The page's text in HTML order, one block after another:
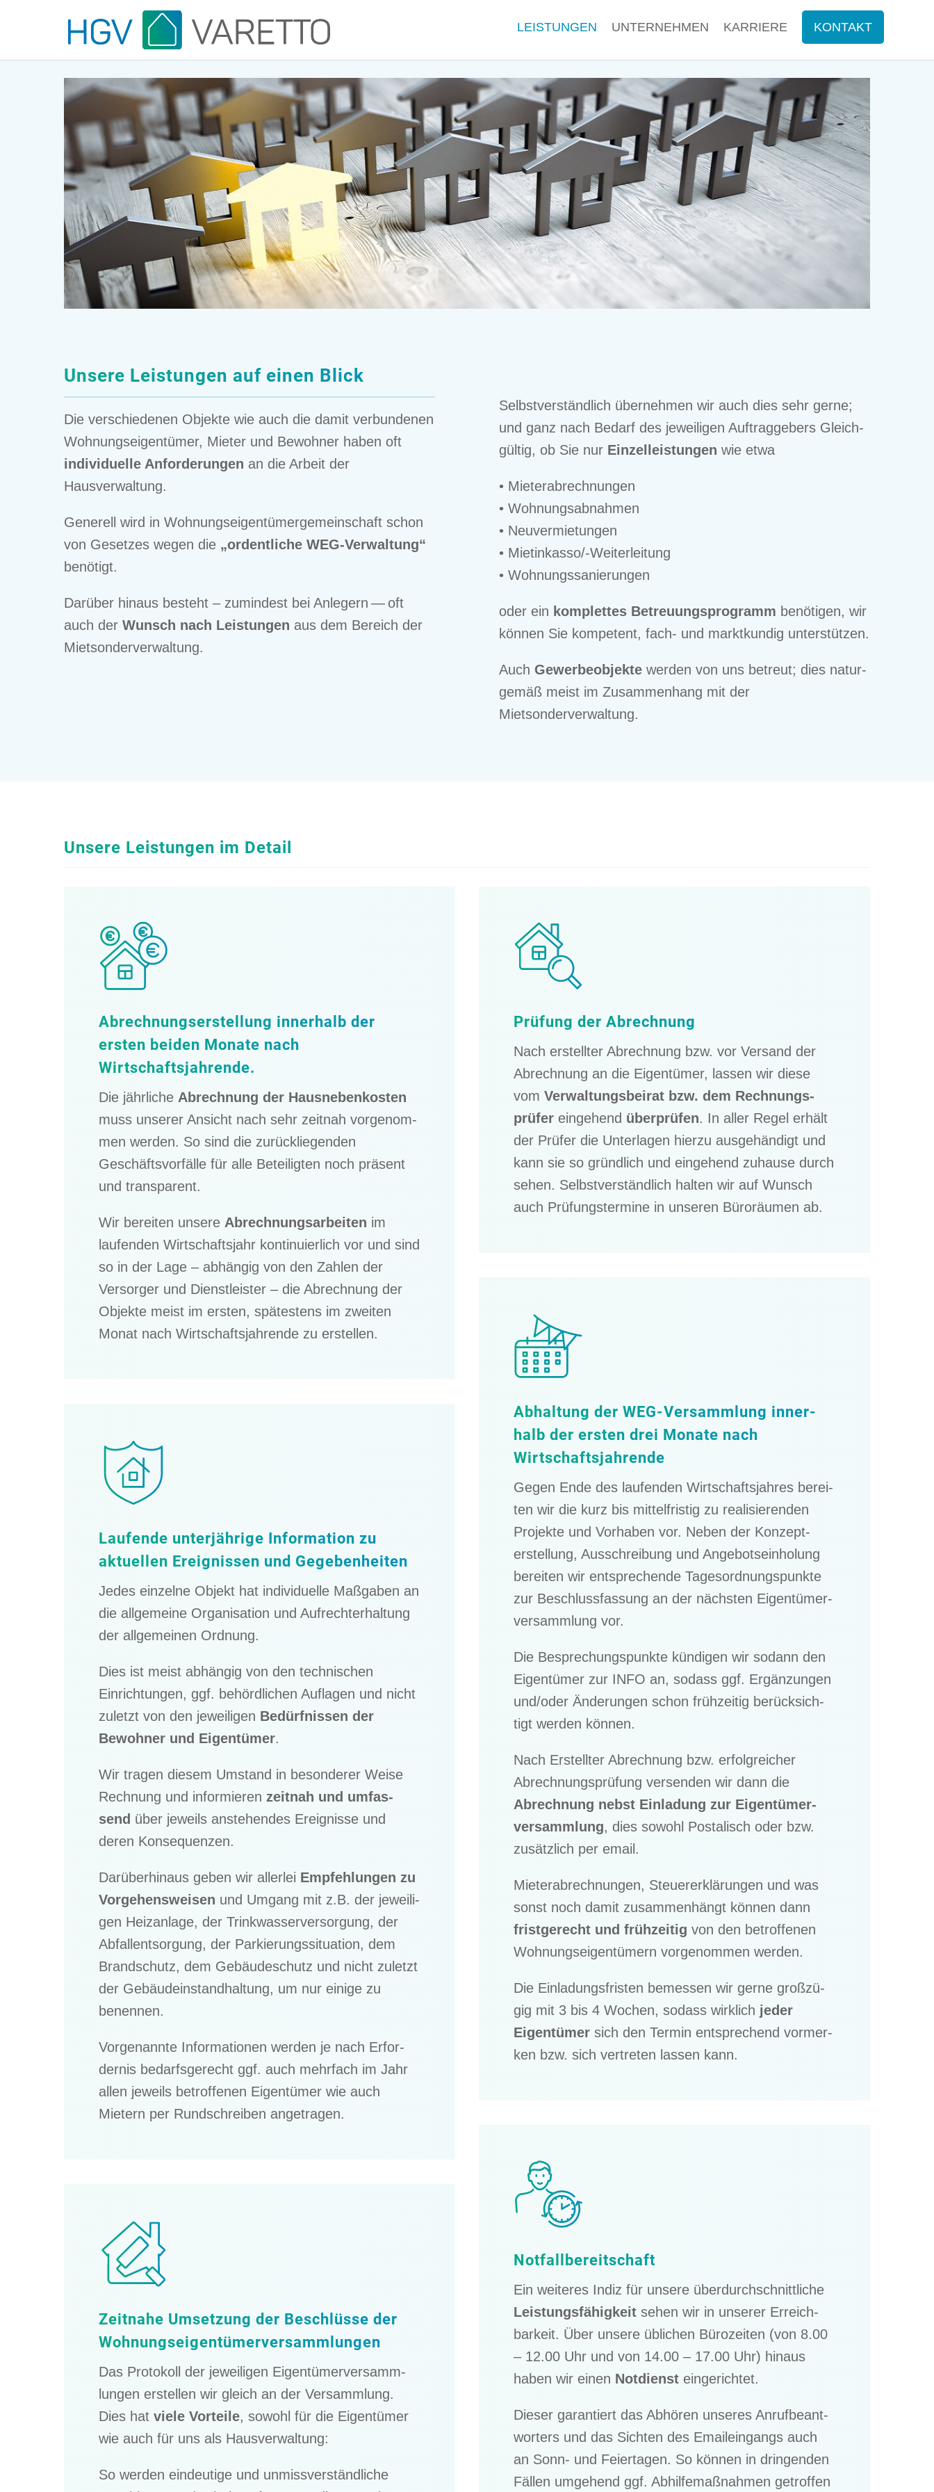
LEISTUN­GEN UNTER­NEH­MEN KARRIERE KONTAKT
Unsere Leistun­gen auf einen Blick
Die verschie­de­nen Objekte wie auch die damit verbun­de­nen
Wohnungs­ei­gen­tü­mer, Mieter und Bewoh­ner haben oft
indivi­du­elle Anfor­de­run­gen an die Arbeit der
Hausverwaltung.
Generell wird in Wohnungs­ei­gen­tü­mer­ge­mein­schaft schon
von Geset­zes wegen die „ordent­li­che WEG-Verwal­tung“
benötigt.
Darüber hinaus besteht – zumin­dest bei Anlegern — oft
auch der Wunsch nach Leistun­gen aus dem Bereich der
Mietsonderverwaltung.
Selbst­ver­ständ­lich überneh­men wir auch dies sehr gerne;
und ganz nach Bedarf des jewei­li­gen Auftrag­ge­bers Gleich­
gül­tig, ob Sie nur Einzel­leis­tun­gen wie etwa
• Mieter­ab­rech­nun­gen
• Wohnungs­ab­nah­men
• Neuver­mie­tun­gen
• Mietin­kas­so/-Weiter­lei­tung
• Wohnungs­sa­nie­run­gen
oder ein komplet­tes Betreu­ungs­pro­gramm benöti­gen, wir
können Sie kompe­tent, fach- und markt­kun­dig unterstützen.
Auch Gewer­be­ob­jekte werden von uns betreut; dies natur­
ge­mäß meist im Zusam­men­hang mit der
Mietsonderverwaltung.
Unsere Leistun­gen im Detail
Abrech­nungs­er­stel­lung inner­halb der
ersten beiden Monate nach
Wirtschaftsjahrende.
Die jährli­che Abrech­nung der Hausne­ben­kos­ten
muss unserer Ansicht nach sehr zeitnah vorge­nom­
men werden. So sind die zurück­lie­gen­den
Geschäfts­vor­fälle für alle Betei­lig­ten noch präsent
und transparent.
Wir berei­ten unsere Abrech­nungs­ar­bei­ten im
laufen­den Wirtschafts­jahr konti­nu­ier­lich vor und sind
so in der Lage – abhän­gig von den Zahlen der
Versor­ger und Dienst­leis­ter – die Abrech­nung der
Objekte meist im ersten, spätes­tens im zweiten
Monat nach Wirtschafts­jah­rende zu erstellen.
Laufende unter­jäh­rige Infor­ma­tion zu
aktuel­len Ereig­nis­sen und Gegebenheiten
Jedes einzelne Objekt hat indivi­du­elle Maßga­ben an
die allge­meine Organi­sa­tion und Aufrecht­erhal­tung
der allge­mei­nen Ordnung.
Dies ist meist abhän­gig von den techni­schen
Einrich­tun­gen, ggf. behörd­li­chen Aufla­gen und nicht
zuletzt von den jewei­li­gen Bedürf­nis­sen der
Bewoh­ner und Eigen­tü­mer.
Wir tragen diesem Umstand in beson­de­rer Weise
Rechnung und infor­mie­ren zeitnah und umfas­
send über jeweils anste­hen­des Ereig­nisse und
deren Konsequenzen.
Darüber­hin­aus geben wir aller­lei Empfeh­lun­gen zu
Vorge­hens­wei­sen und Umgang mit z.B. der jewei­li­
gen Heizan­lage, der Trink­was­ser­ver­sor­gung, der
Abfall­ent­sor­gung, der Parkie­rungs­si­tua­tion, dem
Brand­schutz, dem Gebäu­de­schutz und nicht zuletzt
der Gebäu­de­instand­hal­tung, um nur einige zu
benennen.
Vorge­nannte Infor­ma­tio­nen werden je nach Erfor­
der­nis bedarfs­ge­recht ggf. auch mehrfach im Jahr
allen jeweils betrof­fe­nen Eigen­tü­mer wie auch
Mietern per Rundschrei­ben angetragen.
Zeitnahe Umset­zung der Beschlüsse der
Wohnungseigentümerversammlungen
Das Proto­koll der jewei­li­gen Eigen­tü­mer­ver­samm­
lun­gen erstel­len wir gleich an der Versamm­lung.
Dies hat viele Vorteile, sowohl für die Eigen­tü­mer
wie auch für uns als Hausverwaltung:
So werden eindeu­tige und unmiss­ver­ständ­li­che
Prüfung der Abrechnung
Nach erstell­ter Abrech­nung bzw. vor Versand der
Abrech­nung an die Eigen­tü­mer, lassen wir diese
vomVerwal­tungs­bei­rat bzw. dem Rechnungs­
prü­fer einge­hend überprü­fen. In aller Regel erhält
der Prüfer die Unter­la­gen hierzu ausge­hän­digt und
kann sie so gründ­lich und einge­hend zuhause durch
sehen. Selbst­ver­ständ­lich halten wir auf Wunsch
auch Prüfungs­ter­mine in unseren Büroräu­men ab.
Abhal­tung der WEG-Versamm­lung inner­
halb der ersten drei Monate nach
Wirtschaftsjahrende
Gegen Ende des laufen­den Wirtschafts­jah­res berei­
ten wir die kurz bis mittel­fris­tig zu reali­sie­ren­den
Projekte und Vorha­ben vor. Neben der Konzept­
erstel­lung, Ausschrei­bung und Angebots­ein­ho­lung
berei­ten wir entspre­chende Tages­ord­nungs­punkte
zur Beschluss­fas­sung an der nächs­ten Eigen­tü­mer­
ver­samm­lung vor.
Die Bespre­chungs­punkte kündi­gen wir sodann den
Eigen­tü­mer zur INFO an, sodass ggf. Ergän­zun­gen
und/​oder Änderun­gen schon frühzei­tig berück­sich­
tigt werden können.
Nach Erstell­ter Abrech­nung bzw. erfolg­rei­cher
Abrech­nungs­prü­fung versen­den wir dann die
Abrech­nung nebst Einla­dung zur Eigen­tü­mer­
ver­samm­lung, dies sowohl Posta­lisch oder bzw.
zusätz­lich per email.
Mieter­ab­rech­nun­gen, Steuer­erklä­run­gen und was
sonst noch damit zusam­men­hängt können dann
frist­ge­recht und frühzei­tig von den betrof­fe­nen
Wohnungs­ei­gen­tü­mern vorge­nom­men werden.
Die Einla­dungs­fris­ten bemes­sen wir gerne großzü­
gig mit 3 bis 4 Wochen, sodass wirklich jeder
Eigen­tü­mer sich den Termin entspre­chend vormer­
ken bzw. sich vertre­ten lassen kann.
Notfall­be­reit­schaft
Ein weite­res Indiz für unsere überdurch­schnitt­li­che
Leistungs­fä­hig­keit sehen wir in unserer Erreich­
bar­keit. Über unsere üblichen Bürozei­ten (von 8.00
– 12.00 Uhr und von 14.00 – 17.00 Uhr) hinaus
haben wir einen Notdienst eingerichtet.
Dieser garan­tiert das Abhören unseres Anruf­be­ant­
wor­ters und das Sichten des Email­ein­gangs auch
an Sonn- und Feier­ta­gen. So können in dringen­den
Fällen umgehend ggf. Abhil­fe­maß­nah­men getrof­fen